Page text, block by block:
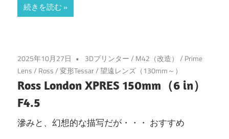
続きを読む
2025年10月27日 3Dプリンター/ M42（改造） / Prime
Lens/ Ross/変形Tessar/望遠レンズ（130mm～）
Ross London XPRES 150mm（6 in）
F4.5
滲みと、幻想的な描写だが・・・ おすすめ